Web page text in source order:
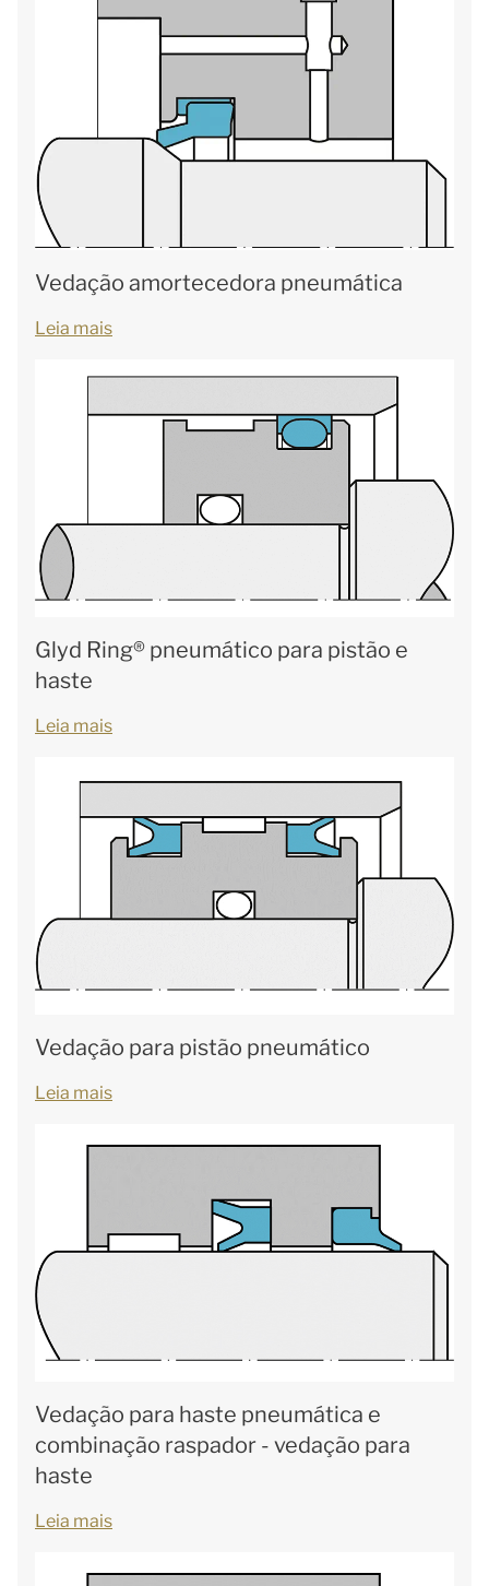
Vedação amortecedora pneumática
Leia mais
Glyd Ring® pneumático para pistão e
haste
Leia mais
Vedação para pistão pneumático
Leia mais
Vedação para haste pneumática e
combinação raspador - vedação para
haste
Leia mais